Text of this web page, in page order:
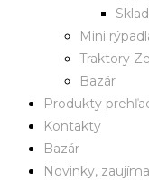
Mini
Traktory
Bazár
Produkty
Kontakty
Bazár
Novinky,